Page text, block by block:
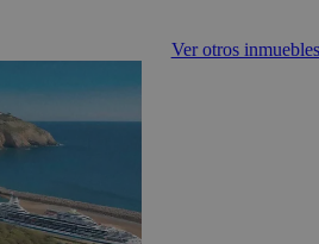
Ver otros inmuebles